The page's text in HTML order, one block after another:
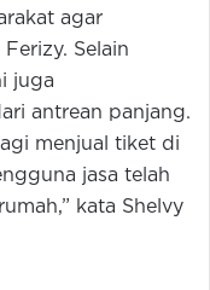
agar
Selain
juga
antrean panjang.
menjual tiket di
jasa telah
kata Shelvy